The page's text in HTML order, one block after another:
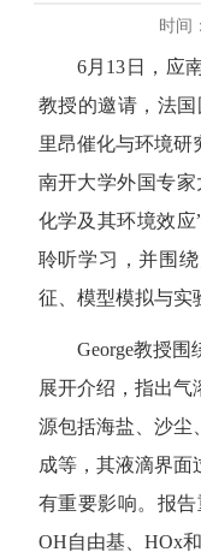
时间
6月 13 日，应
教授的邀请，法
里昂催化与环境研
南开大学外国专
化学及其环境效
聆听学习，并围
征、模型模拟与实
George教授围
展开介绍，指出
源包括海盐、沙尘
成等，其液滴界
有重要影响。报
OH自由基、 HOx和